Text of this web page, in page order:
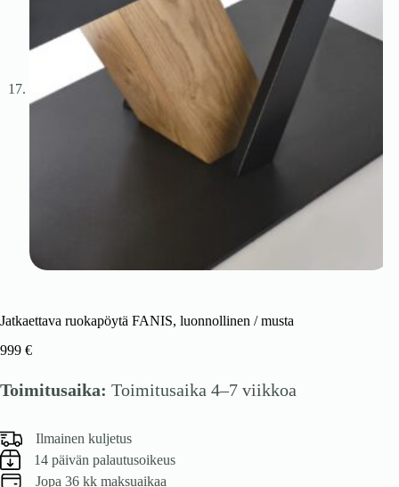
Jatkaettava ruokapöytä FANIS, luonnollinen / musta
999 €
Toimitusaika: Toimitusaika 4–7 viikkoa
Ilmainen kuljetus
14 päivän palautusoikeus
Jopa 36 kk maksuaikaa